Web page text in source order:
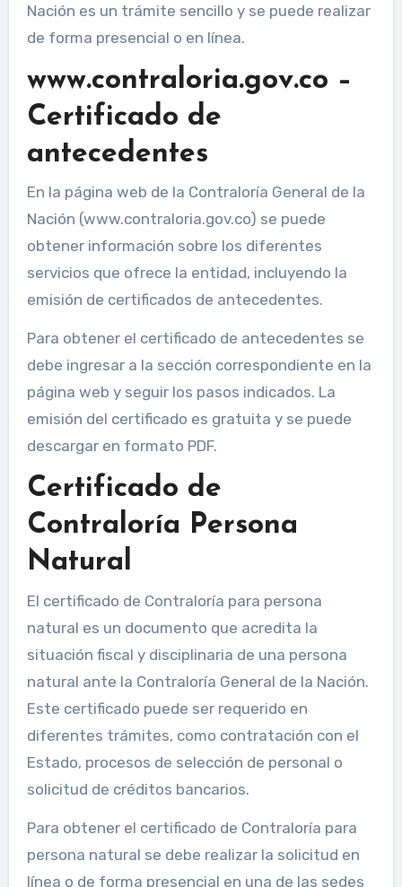
Nación es un trámite sencillo y se puede realizar
de forma presencial o en línea.
www.contraloria.gov.co –
Certificado de
antecedentes
En la página web de la Contraloría General de la
Nación (www.contraloria.gov.co) se puede
obtener información sobre los diferentes
servicios que ofrece la entidad, incluyendo la
emisión de certificados de antecedentes.
Para obtener el certificado de antecedentes se
debe ingresar a la sección correspondiente en la
página web y seguir los pasos indicados. La
emisión del certificado es gratuita y se puede
descargar en formato PDF.
Certificado de
Contraloría Persona
Natural
El certificado de Contraloría para persona
natural es un documento que acredita la
situación fiscal y disciplinaria de una persona
natural ante la Contraloría General de la Nación.
Este certificado puede ser requerido en
diferentes trámites, como contratación con el
Estado, procesos de selección de personal o
solicitud de créditos bancarios.
Para obtener el certificado de Contraloría para
persona natural se debe realizar la solicitud en
línea o de forma presencial en una de las sedes